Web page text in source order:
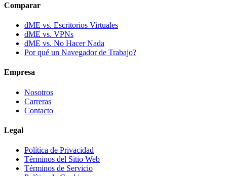
Comparar
dME vs. Escritorios Virtuales
dME vs. VPNs
dME vs. No Hacer Nada
Por qué un Navegador de Trabajo?
Empresa
Nosotros
Carreras
Contacto
Legal
Política de Privacidad
Términos del Sitio Web
Términos de Servicio